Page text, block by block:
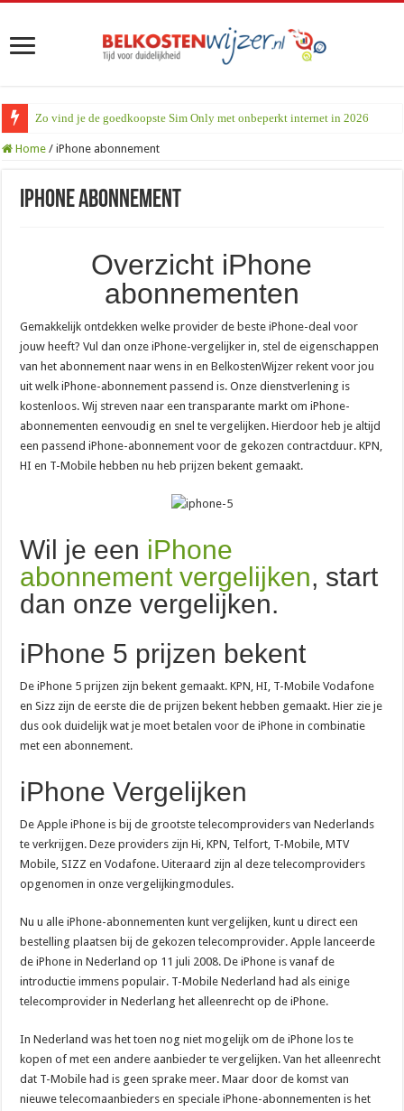
Zo vind je de goedkoopste Sim Only met onbeperkt internet in 2026
Home / iPhone abonnement
iPhone abonnement
Overzicht iPhone
abonnementen
Gemakkelijk ontdekken welke provider de beste iPhone-deal voor
jouw heeft? Vul dan onze iPhone-vergelijker in, stel de eigenschappen
van het abonnement naar wens in en BelkostenWijzer rekent voor jou
uit welk iPhone-abonnement passend is. Onze dienstverlening is
kostenloos. Wij streven naar een transparante markt om iPhone-
abonnementen eenvoudig en snel te vergelijken. Hierdoor heb je altijd
een passend iPhone-abonnement voor de gekozen contractduur. KPN,
HI en T-Mobile hebben nu heb prijzen bekent gemaakt.
Wil je een iPhone
abonnement vergelijken, start
dan onze vergelijken.
iPhone 5 prijzen bekent
De iPhone 5 prijzen zijn bekent gemaakt. KPN, HI, T-Mobile Vodafone
en Sizz zijn de eerste die de prijzen bekent hebben gemaakt. Hier zie je
dus ook duidelijk wat je moet betalen voor de iPhone in combinatie
met een abonnement.
iPhone Vergelijken
De Apple iPhone is bij de grootste telecomproviders van Nederlands
te verkrijgen. Deze providers zijn Hi, KPN, Telfort, T-Mobile, MTV
Mobile, SIZZ en Vodafone. Uiteraard zijn al deze telecomproviders
opgenomen in onze vergelijkingmodules.
Nu u alle iPhone-abonnementen kunt vergelijken, kunt u direct een
bestelling plaatsen bij de gekozen telecomprovider. Apple lanceerde
de iPhone in Nederland op 11 juli 2008. De iPhone is vanaf de
introductie immens populair. T-Mobile Nederland had als einige
telecomprovider in Nederlang het alleenrecht op de iPhone.
In Nederland was het toen nog niet mogelijk om de iPhone los te
kopen of met een andere aanbieder te vergelijken. Van het alleenrecht
dat T-Mobile had is geen sprake meer. Maar door de komst van
nieuwe telecomaanbieders en speciale iPhone-abonnementen is het